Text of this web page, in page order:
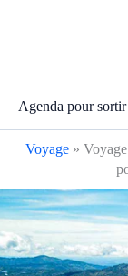
Agenda pour sortir
Voyage »